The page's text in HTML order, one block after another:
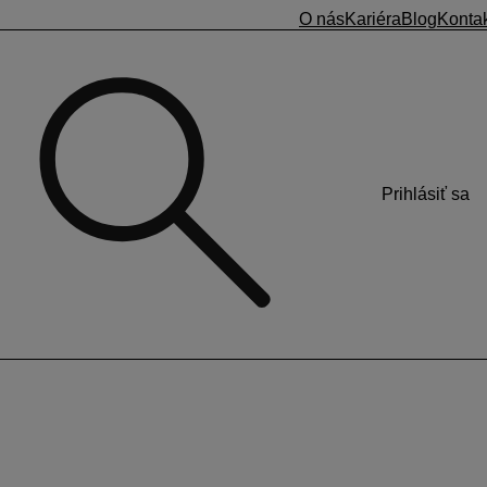
O násKariéra Blog
Prihlásiť sa